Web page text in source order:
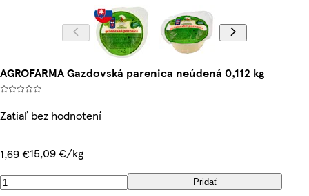
AGROFARMA Gazdovská parenica neúdená 0,112 kg
Zatiaľ bez hodnotení
1,69 €15,09 €/kg
Pridať